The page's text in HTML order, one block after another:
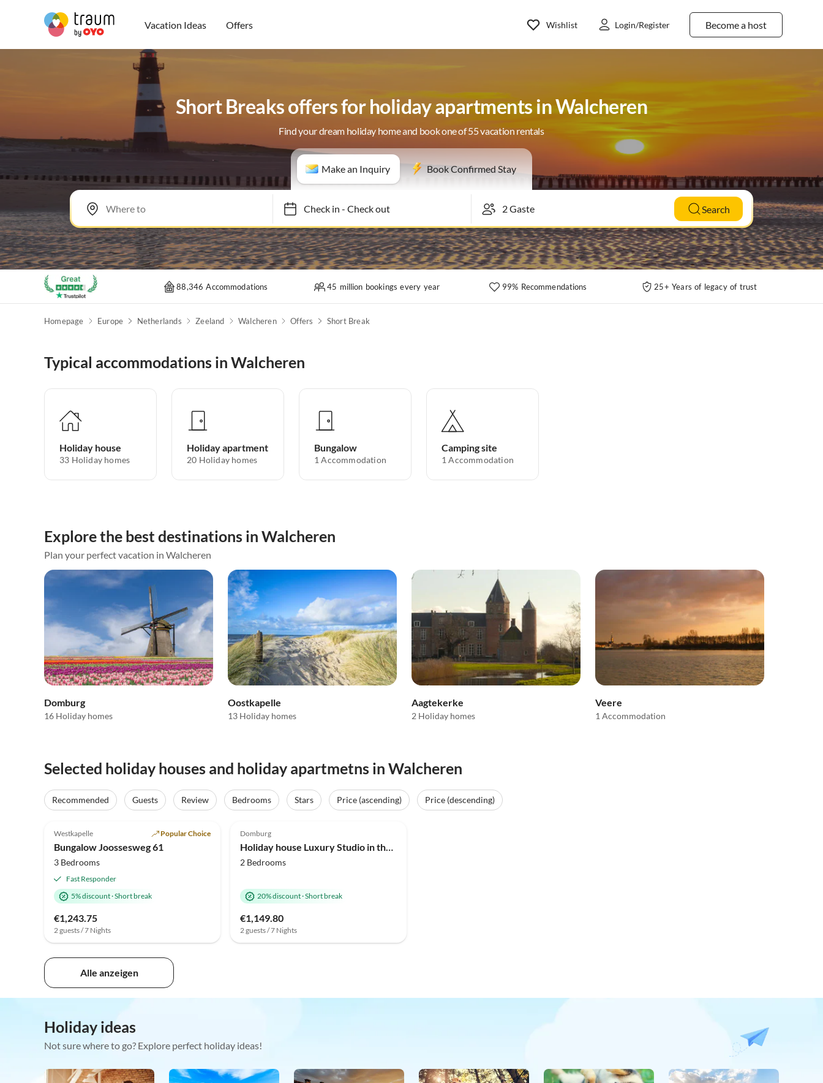
Vacation Ideas Offers Become a host
Wishlist Login/Register
Short Breaks offers for holiday apartments in Walcheren
Find your dream holiday home and book one of 55 vacation rentals
Make an Inquiry Book Confirmed Stay
Check in- Check out Search
88,346 Accommodations 45 million bookings every year 99% Recommendations 25+ Years of legacy of trust
Homepage Europe Netherlands Zeeland Walcheren Offers Short Break
Typical accommodations in Walcheren
Holiday house
33 Holiday homes
Holiday apartment
20 Holiday homes
Bungalow
1 Accommodation
Camping site
1 Accommodation
Explore the best destinations in Walcheren
Plan your perfect vacation in Walcheren
Domburg
16 Holiday homes
Oostkapelle
13 Holiday homes
Aagtekerke
2 Holiday homes
Veere
1 Accommodation
Selected holiday houses and holiday apartmetns in Walcheren
Recommended Guests Review Bedrooms Stars Price (ascending)
Price (descending)
Westkapelle Popular Choice
Bungalow Joossesweg 61
3 Bedrooms
Fast Responder
5% discount·Short break
€1,243.75
2 guests / 7 Nights
Domburg
2 Bedrooms
20% discount·Short break
€1,149.80
2 guests / 7 Nights
Alle anzeigen
Holiday ideas
Not sure where to go? Explore perfect holiday ideas!